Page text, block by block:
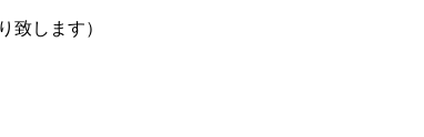
致します）